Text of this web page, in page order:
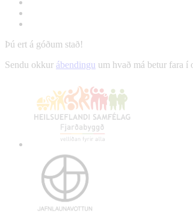
Þú ert á góðum stað!
Sendu okkur ábendingu um hvað má betur fara í